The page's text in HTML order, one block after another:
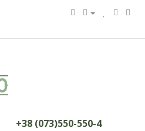
+38 (073)550-550-4